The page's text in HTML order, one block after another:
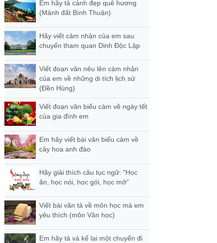
Em hãy tả cảnh đẹp quê hương
(Mảnh đất Bình Thuận)
Hãy viết cảm nhận của em sau
chuyến tham quan Dinh Độc Lập
Viết đoạn văn nêu lên cảm nhận
của em về những di tích lịch sử
(Đền Hùng)
Viết đoạn văn biểu cảm về ngày tết
của gia đình em
Em hãy viết bài văn biểu cảm về
cây hoa anh đào
Hãy giải thích câu tục ngữ: "Học
ăn, học nói, học gói, học mở"
Viết bài văn tả về môn học mà em
yêu thích (môn Văn học)
Em hãy tả và kể lại một chuyến đi